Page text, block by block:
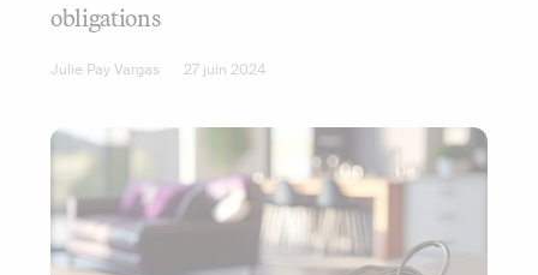
obligations
Julie Pay Vargas 27 juin 2024